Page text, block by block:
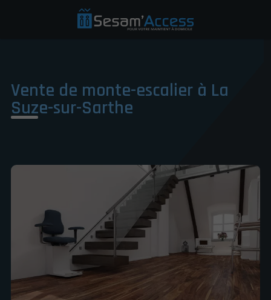
Vente de monte-escalier à La
Suze-sur-Sarthe